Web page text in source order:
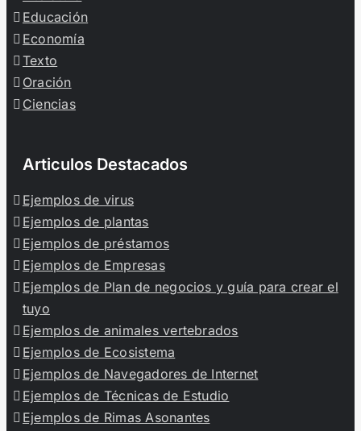
Educación
Economía
Texto
Oración
Ciencias
Articulos Destacados
Ejemplos de virus
Ejemplos de plantas
Ejemplos de préstamos
Ejemplos de Empresas
Ejemplos de Plan de negocios y guía para crear el
tuyo
Ejemplos de animales vertebrados
Ejemplos de Ecosistema
Ejemplos de Navegadores de Internet
Ejemplos de Técnicas de Estudio
Ejemplos de Rimas Asonantes